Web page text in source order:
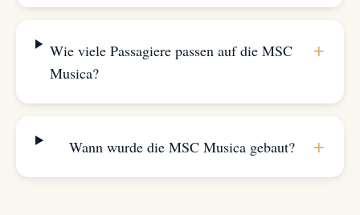
Wie viele Passagiere passen auf die MSC
Musica?
+
Wann wurde die MSC Musica gebaut? +